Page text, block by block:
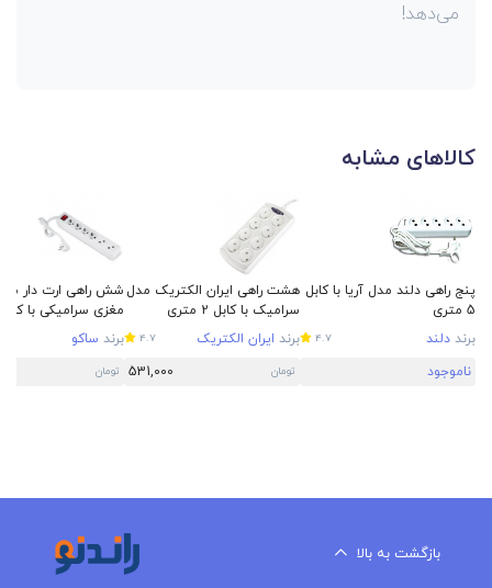
می‌دهد!
کالاهای مشابه
پنج راهی دلند مدل آریا با کابل
5 متری
برند دلند 4.7
ناموجود
هشت راهی ایران الکتریک مدل
سرامیک با کابل 2 متری
برند ایران الکتریک 4.7
تومان 531,000
شش راهی ارت دار
متری
برند ساکو
تومان
بازگشت به بالا